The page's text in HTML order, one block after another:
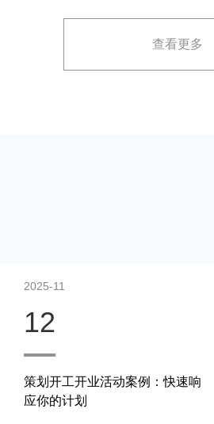
展示方案，以最大化媒体报道和消
查看更多
2025-11
12
策划开工开业活动案例：快速响
应你的计划